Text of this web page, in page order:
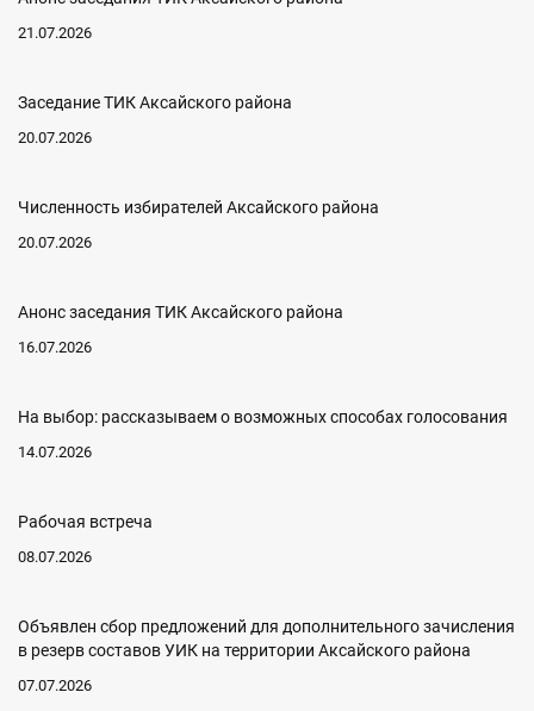
21.07.2026
Заседание ТИК Аксайского района
20.07.2026
Численность избирателей Аксайского района
20.07.2026
Анонс заседания ТИК Аксайского района
16.07.2026
На выбор: рассказываем о возможных способах голосования
14.07.2026
Рабочая встреча
08.07.2026
Объявлен сбор предложений для дополнительного зачисления
в резерв составов УИК на территории Аксайского района
07.07.2026